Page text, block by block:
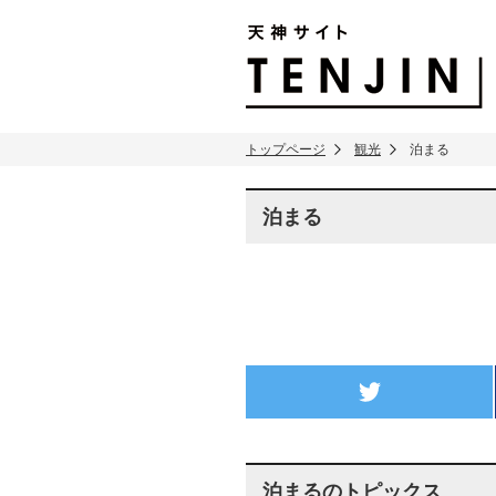
トップページ 観光 泊まる
泊まる
泊まるのトピックス